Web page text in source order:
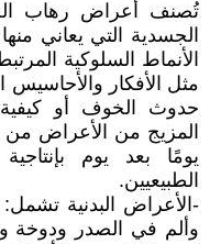
تُصنف أعراض رهاب
الجسدية التي يعاني
الأنماط السلوكية
مثل الأفكار
حدوث الخوف أو
المزيج من الأعراض
يومًا بعد يوم
الطبيعيين.
-الأعراض البدنية
وألم في الصدر ودوخة